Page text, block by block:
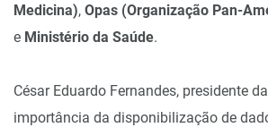
Medicina), Opas (Organização Pan-
e Ministério da Saúde.
César Eduardo Fernandes, presidente
importância da disponibilização de